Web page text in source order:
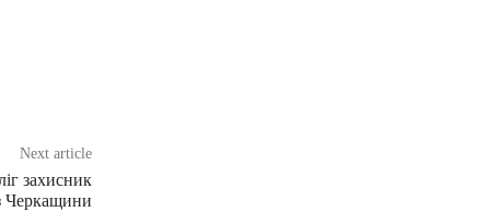
Next article
захисник
Черкащини